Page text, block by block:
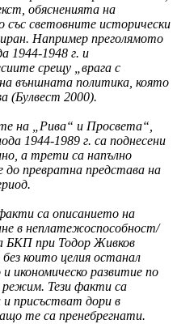
обясненията на
световните исторически
Например преголямото
1944-1948 г. и
срещу „врага с
външната политика, която
(Булвест 2000).
на „Рива“ и Просвета“,
1944-1989 г. са поднесени
а трети са напълно
до превратна представа на
са описанието на
в неплатежоспособност/
БКП при Тодор Живков
които целия останал
икономическо развитие по
режим. Тези факти са
и присъстват дори в
те са пренебрегнати.